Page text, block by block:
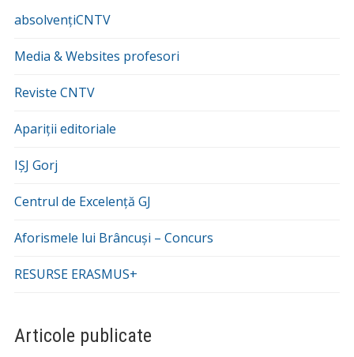
absolvențiCNTV
Media & Websites profesori
Reviste CNTV
Apariții editoriale
IȘJ Gorj
Centrul de Excelență GJ
Aforismele lui Brâncuși – Concurs
RESURSE ERASMUS+
Articole publicate